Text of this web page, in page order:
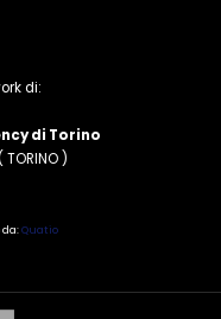
di:
di Torino
TORINO )
da:Quatio